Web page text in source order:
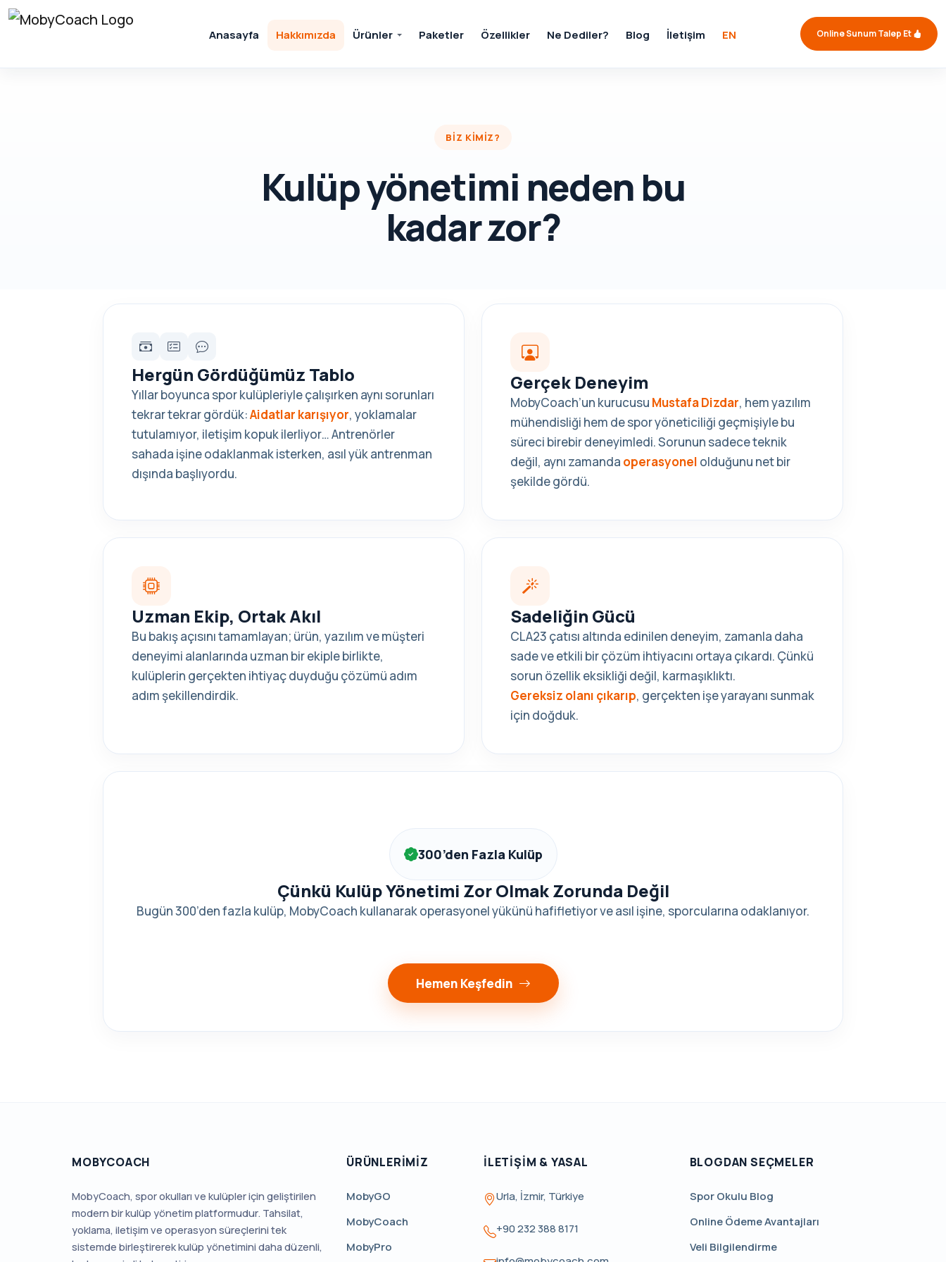
Anasayfa Hakkımızda Ürünler Paketler Özellikler Ne Dediler? Blog İletişim EN Online Sunum Talep Et
BIZ KIMIZ?
Kulüp yönetimi neden bu
kadar zor?
Hergün Gördüğümüz Tablo
Yıllar boyunca spor kulüpleriyle çalışırken aynı sorunları
tekrar tekrar gördük:Aidatlar karışıyor, yoklamalar
tutulamıyor, iletişim kopuk ilerliyor… Antrenörler
sahada işine odaklanmak isterken, asıl yük antrenman
dışında başlıyordu.
Gerçek Deneyim
MobyCoach’un kurucusu Mustafa Dizdar, hem yazılım
mühendisliği hem de spor yöneticiliği geçmişiyle bu
süreci birebir deneyimledi. Sorunun sadece teknik
değil, aynı zamanda operasyonel olduğunu net bir
şekilde gördü.
Uzman Ekip, Ortak Akıl
Bu bakış açısını tamamlayan; ürün, yazılım ve müşteri
deneyimi alanlarında uzman bir ekiple birlikte,
kulüplerin gerçekten ihtiyaç duyduğu çözümü adım
adım şekillendirdik.
Sadeliğin Gücü
CLA23 çatısı altında edinilen deneyim, zamanla daha
sade ve etkili bir çözüm ihtiyacını ortaya çıkardı. Çünkü
sorun özellik eksikliği değil, karmaşıklıktı.
Gereksiz olanı çıkarıp, gerçekten işe yarayanı sunmak
için doğduk.
300’den Fazla Kulüp
Çünkü Kulüp Yönetimi Zor Olmak Zorunda Değil
Bugün 300’den fazla kulüp, MobyCoach kullanarak operasyonel yükünü hafifletiyor ve asıl işine, sporcularına odaklanıyor.
Hemen Keşfedin
MOBYCOACH
MobyCoach, spor okulları ve kulüpler için geliştirilen
modern bir kulüp yönetim platformudur. Tahsilat,
yoklama, iletişim ve operasyon süreçlerini tek
sistemde birleştirerek kulüp yönetimini daha düzenli,
ÜRÜNLERIMIZ
MobyGO
MobyCoach
MobyPro
İLETIŞIM & YASAL
Urla, İzmir, Türkiye
+90 232 388 8171
BLOGDAN SEÇMELER
Spor Okulu Blog
Online Ödeme Avantajları
Veli Bilgilendirme